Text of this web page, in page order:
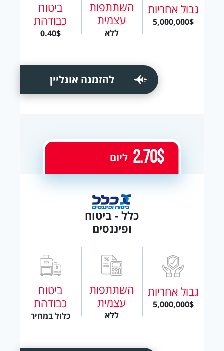
גבול אחריות
5,000,000$
השתתפות
עצמית
ללא
ביטוח
כבודהת
0.40$
להזמנה אונליין
כלל - ביטוח
ופיננסים
גבול אחריות
5,000,000$
השתתפות
עצמית
ללא
ביטוח
כבודהת
כלול במחיר
2.70$ ליום